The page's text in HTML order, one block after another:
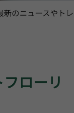
のニュースやト
ローリ